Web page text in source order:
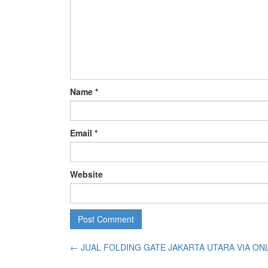
Name *
Email *
Website
← JUAL FOLDING GATE JAKARTA UTARA VIA